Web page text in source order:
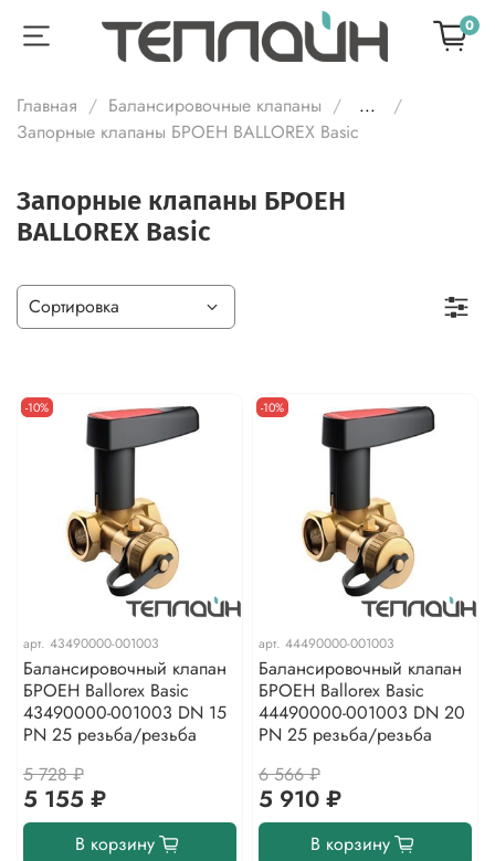
0
Главная Балансировочные клапаны
...
Запорные клапаны БРОЕН BALLOREX Basic
Запорные клапаны БРОЕН
BALLOREX Basic
-10%
арт. 43490000-001003
Балансировочный клапан
БРОЕН Ballorex Basic
43490000-001003 DN 15
PN 25 резьба/резьба
5 728 ₽
5 155 ₽
В корзину
-10%
арт. 44490000-001003
Балансировочный клапан
БРОЕН Ballorex Basic
44490000-001003 DN 20
PN 25 резьба/резьба
6 566 ₽
5 910 ₽
В корзину